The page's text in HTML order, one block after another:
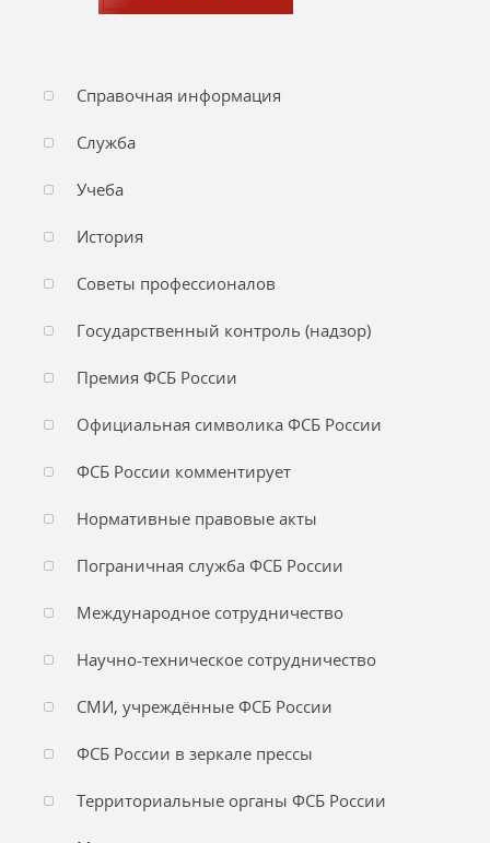
Справочная информация
Служба
Учеба
История
Советы профессионалов
Государственный контроль (надзор)
Премия ФСБ России
Официальная символика ФСБ России
ФСБ России комментирует
Нормативные правовые акты
Пограничная служба ФСБ России
Международное сотрудничество
Научно-техническое сотрудничество
СМИ, учреждённые ФСБ России
ФСБ России в зеркале прессы
Территориальные органы ФСБ России